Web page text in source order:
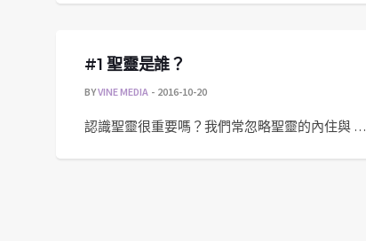
#1 聖靈是誰？
BYVINE MEDIA 2016-10-20
認識聖靈很重要嗎？我們常忽略聖靈的內住與 …